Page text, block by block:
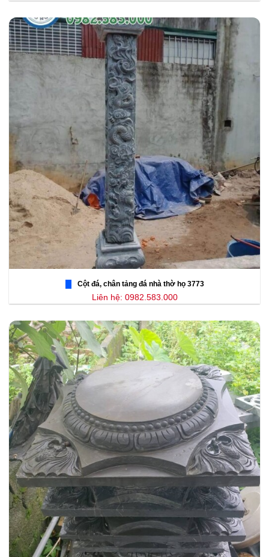
Cột đá, chân tảng đá nhà thờ họ 3773
Liên hệ: 0982.583.000